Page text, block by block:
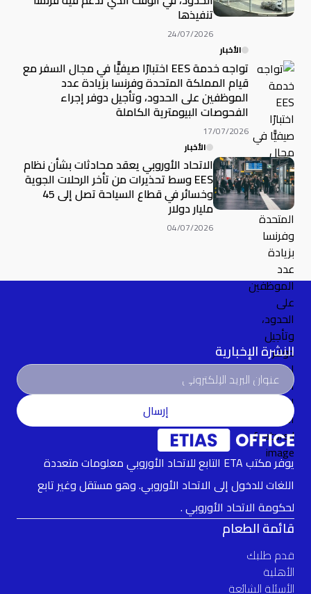
تنفيذها
24/07/2026
الأخبار
تواجه خدمة EES اختبارًا صيفيًّا في مجال السفر مع
قيام المملكة المتحدة وفرنسا بزيادة عدد
الموظفين على الحدود، وتأجيل دوفر إجراء
الفحوصات البيومترية الكاملة
17/07/2026
الأخبار
الاتحاد الأوروبي يعقد محادثات بشأن نظام
EES وسط تحذيرات من تأخر الرحلات الجوية
وخسائر في قطاع السياحة تصل إلى 45
مليار دولار
04/07/2026
النشرة الإخبارية
إرسال
يوفر مكتب ETA التابع للاتحاد الأوروبي معلومات متعددة
اللغات للدخول إلى الاتحاد الأوروبي. وهو مستقل وغير تابع
لحكومة الاتحاد الأوروبي .
قائمة الطعام
قدم طلبك
الأهلية
الأسئلة الشائعة